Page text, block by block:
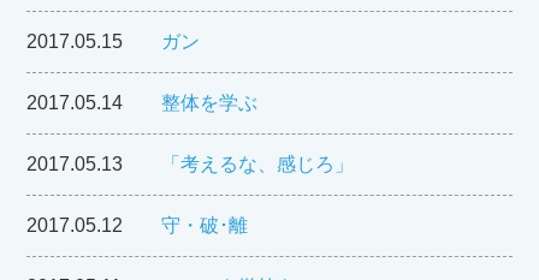
2017.05.15 ガン
2017.05.14 整体を学ぶ
2017.05.13 「考えるな、感じろ」
2017.05.12 守・破･離